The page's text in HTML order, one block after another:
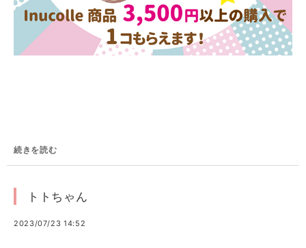
続きを読む
トトちゃん
2023/07/23 14:52